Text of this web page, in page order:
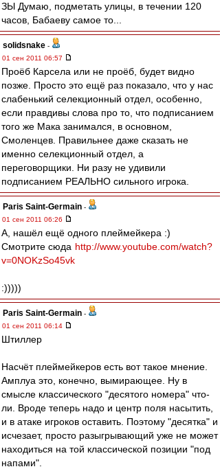
ЗЫ Думаю, подметать улицы, в течении 120
часов, Бабаеву самое то...
solidsnake -
01 сен 2011 06:57
Проёб Карсела или не проёб, будет видно
позже. Просто это ещё раз показало, что у нас
слабенький селекционный отдел, особенно,
если правдивы слова про то, что подписанием
того же Мака занимался, в основном,
Смоленцев. Правильнее даже сказать не
именно селекционный отдел, а
переговорщики. Ни разу не удивили
подписанием РЕАЛЬНО сильного игрока.
Paris Saint-Germain -
01 сен 2011 06:26
А, нашёл ещё одного плеймейкера :)
Смотрите сюда http://www.youtube.com/watch?
v=0NOKzSo45vk
:)))))
Paris Saint-Germain -
01 сен 2011 06:14
Штиллер
Насчёт плеймейкеров есть вот такое мнение.
Амплуа это, конечно, вымирающее. Ну в
смысле классического "десятого номера" что-
ли. Вроде теперь надо и центр поля насытить,
и в атаке игроков оставить. Поэтому "десятка" и
исчезает, просто разыгрывающий уже не может
находиться на той классической позиции "под
напами".